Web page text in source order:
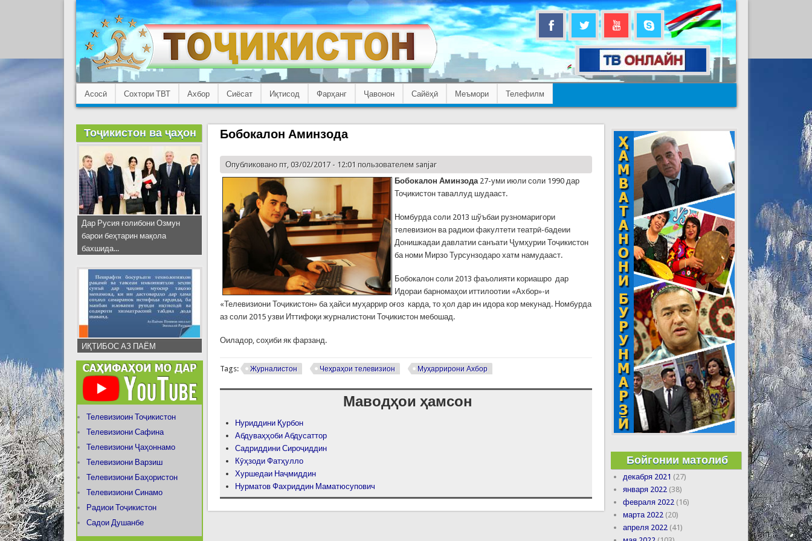
Асосӣ Сохтори ТВТ Ахбор Сиёсат Иқтисод Фарҳанг Ҷавонон Сайёҳӣ Меъмори Телефилм
Бобокалон Аминзода
Опубликовано пт, 03/02/2017 - 12:01 пользователем sanjar
Бобокалон Аминзода27-уми июли соли 1990 дар
Тоҷикистон таваллуд шудааст.
Номбурда соли 2013 шўъбаи рузномаригори
телевизион ва радиои факултети театрӣ-бадеии
Донишкадаи давлатии санъати Ҷумҳурии Тоҷикистон
ба номи Мирзо Турсунзодаро хатм намудааст.
Бобокалон соли 2013 фаъолияти кориашро дар
Идораи барномаҳои иттилоотии «Ахбор»-и
«Телевизиони Тоҷикистон» ба ҳайси муҳаррир оғоз карда, то ҳол дар ин идора кор мекунад. Номбурда
аз соли 2015 узви Иттифоқи журналистони Тоҷикистон мебошад.
Оиладор, соҳиби як фарзанд.
Tags: Журналистон Чеҳраҳои телевизион Муҳаррирони Ахбор
Маводҳои ҳамсон
Нуриддини Қурбон
Абдуваҳҳоби Абдусаттор
Садриддини Сироҷиддин
Кӯҳзоди Фатҳулло
Хуршедаи Наҷмиддин
Нурматов Фахриддин Маматюсупович
Тоҷикистон ва ҷаҳон
Дар Русия ғолибони Озмун
барои беҳтарин мақола
бахшида...
ИҚТИБОС АЗ ПАЁМ
Телевизиоин Тоҷикистон
Телевизиони Сафина
Телевизиони Ҷаҳоннамо
Телевизиони Варзиш
Телевизиони Баҳористон
Телевизиони Синамо
Радиои Тоҷикистон
Садои Душанбе
Бойгонии матолиб
декабря 2021 (27)
января 2022 (38)
февраля 2022 (16)
марта 2022 (20)
апреля 2022 (41)